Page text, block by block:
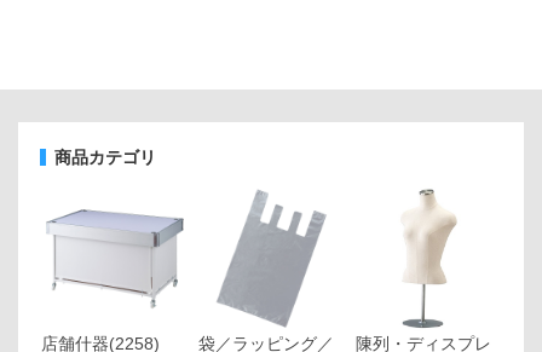
商品カテゴリ
店舗什器(2258)
袋／ラッピング／
陳列・ディスプレ